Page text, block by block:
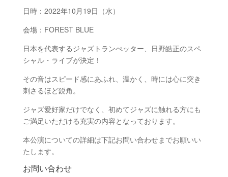
日時： 2022年10月19日（水）
会場：FOREST BLUE
日本を代表するジャズトランぺッター、日野皓正のスペ
シャル・ライブが決定！
その音はスピード感にあふれ、温かく、時には心に突き
刺さるほど鋭角。
ジャズ愛好家だけでなく、初めてジャズに触れる方にも
ご満足いただける充実の内容となっております。
本公演についての詳細は下記お問い合わせまでお願いい
たします。
お問い合わせ